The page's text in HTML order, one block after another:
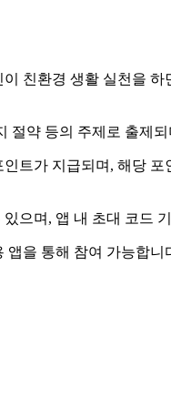
친환경 생활 실천을
절약 등의 주제로 출제
트가 지급되며, 해당
으며, 앱 내 초대 코드
을 통해 참여 가능합